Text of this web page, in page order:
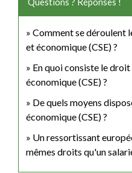
Comment se déroulent
et économique (CSE) ?
En quoi consiste le
économique (CSE) ?
De quels moyens
économique (CSE) ?
Un ressortissant
mêmes droits qu'un